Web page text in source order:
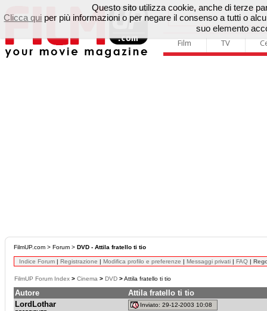
Film TV
FilmUP.com > Forum > DVD - Attila fratello ti tio
Indice Forum | Registrazione | Modifica profilo e preferenze | Messaggi privati | FAQ |
FilmUP Forum Index > Cinema > DVD >Attila fratello ti tio
Autore
Attila fratello ti tio
LordLothar
Inviato: 29-12-2003 10:08
Questo sito utilizza cookie, anche di terze
Clicca qui per più informazioni o per negare il consenso a tutti o
suo elemento